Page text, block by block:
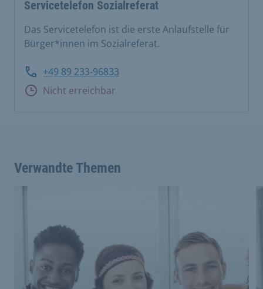
Servicetelefon Sozialreferat
Das Servicetelefon ist die erste Anlaufstelle für
Bürger*innen im Sozialreferat.
+49 89 233-96833
Nicht erreichbar
Verwandte Themen